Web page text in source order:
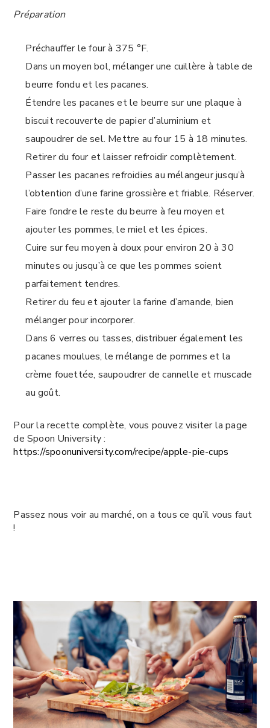
Préparation
Préchauffer le four à 375 °F.
Dans un moyen bol, mélanger une cuillère à table de
beurre fondu et les pacanes.
Étendre les pacanes et le beurre sur une plaque à
biscuit recouverte de papier d’aluminium et
saupoudrer de sel. Mettre au four 15 à 18 minutes.
Retirer du four et laisser refroidir complètement.
Passer les pacanes refroidies au mélangeur jusqu’à
l’obtention d’une farine grossière et friable. Réserver.
Faire fondre le reste du beurre à feu moyen et
ajouter les pommes, le miel et les épices.
Cuire sur feu moyen à doux pour environ 20 à 30
minutes ou jusqu’à ce que les pommes soient
parfaitement tendres.
Retirer du feu et ajouter la farine d’amande, bien
mélanger pour incorporer.
Dans 6 verres ou tasses, distribuer également les
pacanes moulues, le mélange de pommes et la
crème fouettée, saupoudrer de cannelle et muscade
au goût.
Pour la recette complète, vous pouvez visiter la page
de Spoon University :
https://spoonuniversity.com/recipe/apple-pie-cups
Passez nous voir au marché, on a tous ce qu’il vous faut
!